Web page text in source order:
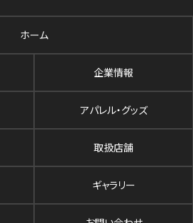
ホーム
企業情報
アパレル・グッズ
取扱店舗
ギャラリー